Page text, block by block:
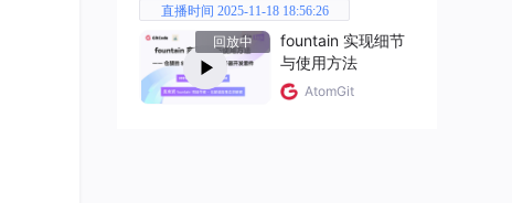
直播时间 2025-11-18 18:56:26
回放中
fountain 实现细节
与使用方法
AtomGit